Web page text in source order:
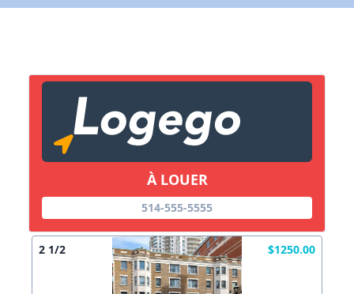
À LOUER
514-555-5555
2 1/2 $1250.00
Lien vers inscription (sera inclus dans courriel)
Copier lien
X Fermer Envoyez
X Fermer